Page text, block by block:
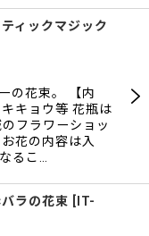
ィックマジック
の花束。 【内
キョウ等 花瓶は
フラワーショッ
花の内容は入
るこ…
ラの花束
IT-